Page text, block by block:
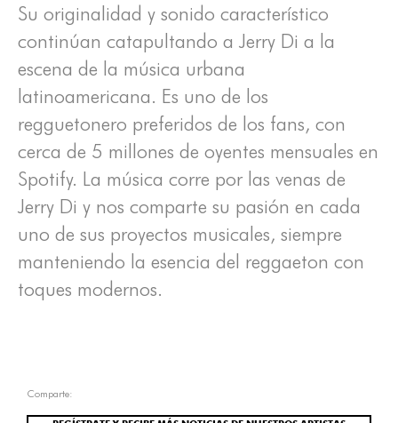
Su originalidad y sonido característico
continúan catapultando a Jerry Di a la
escena de la música urbana
latinoamericana. Es uno de los
regguetonero preferidos de los fans, con
cerca de 5 millones de oyentes mensuales en
Spotify. La música corre por las venas de
Jerry Di y nos comparte su pasión en cada
uno de sus proyectos musicales, siempre
manteniendo la esencia del reggaeton con
toques modernos.
Comparte: